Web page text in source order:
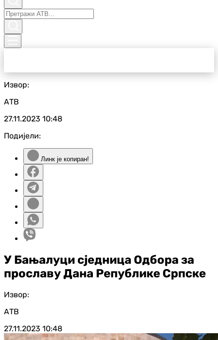
Извор:
АТВ
27.11.2023 10:48
Подијели:
Линк је копиран!
У Бањалуци сједница Одбора за
прославу Дана Републике Српске
Извор:
АТВ
27.11.2023 10:48